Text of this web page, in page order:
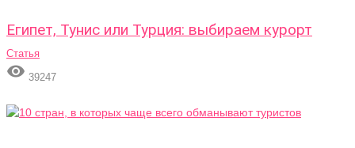
Египет, Тунис или Турция: выбираем курорт
Статья
 39247